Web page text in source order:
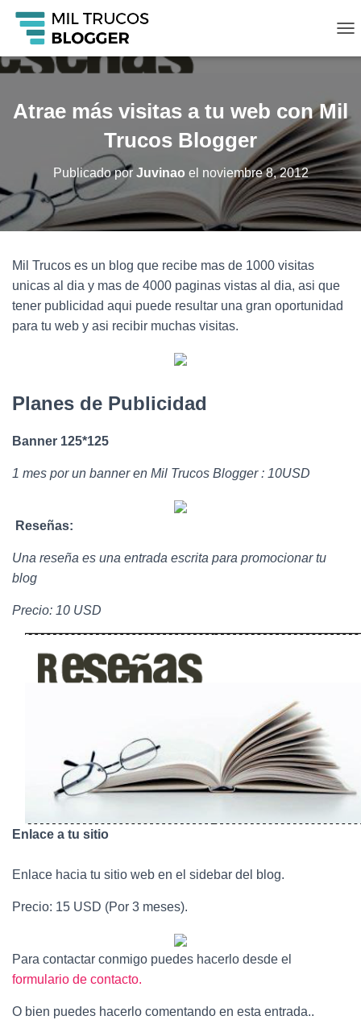
A
I
A
M
O
D
O
D
E
Atrae más visitas a tu web con Mil
Trucos Blogger
Publicado por Juvinao el noviembre 8, 2012
Mil Trucos es un blog que recibe mas de 1000 visitas
unicas al dia y mas de 4000 paginas vistas al dia, asi que
tener publicidad aqui puede resultar una gran oportunidad
para tu web y asi recibir muchas visitas.
Planes de Publicidad
Banner 125*125
1 mes por un banner en Mil Trucos Blogger : 10USD
Reseñas:
Una reseña es una entrada escrita para promocionar tu
blog
Precio: 10 USD
Enlace a tu sitio
Enlace hacia tu sitio web en el sidebar del blog.
Precio: 15 USD (Por 3 meses).
Para contactar conmigo puedes hacerlo desde el
formulario de contacto.
O bien puedes hacerlo comentando en esta entrada..